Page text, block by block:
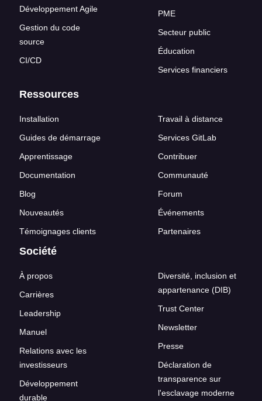
Développement Agile
Gestion du code
source
CI/CD
PME
Secteur public
Éducation
Services financiers
Ressources
Installation
Guides de démarrage
Apprentissage
Documentation
Blog
Nouveautés
Témoignages clients
Travail à distance
Services GitLab
Contribuer
Communauté
Forum
Événements
Partenaires
Société
À propos
Carrières
Leadership
Manuel
Relations avec les
investisseurs
Développement
durable
Diversité, inclusion et
appartenance (DIB)
Trust Center
Newsletter
Presse
Déclaration de
transparence sur
l'esclavage moderne